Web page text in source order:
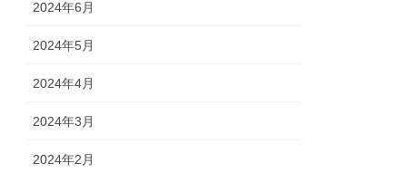
2024年6月
2024年5月
2024年4月
2024年3月
2024年2月